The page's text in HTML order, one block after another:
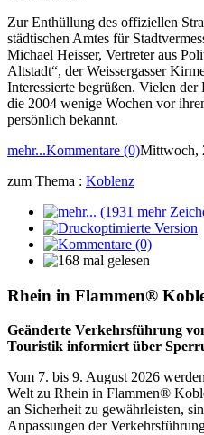
Zur Enthüllung des offiziellen
städtischen Amtes für
Michael Heisser, Vertreter aus
Altstadt“, der Weissergasser
Interessierte begrüßen. Vielen
die 2004 wenige Wochen vor
persönlich bekannt.
mehr...Kommentare (0)Mittwoch,
zum Thema : Koblenz
Rhein in Flammen®
Geänderte Verkehrsführung
Touristik informiert über
Vom 7. bis 9. August 2026
Welt zu Rhein in Flammen®
an Sicherheit zu gewährleisten,
Anpassungen der